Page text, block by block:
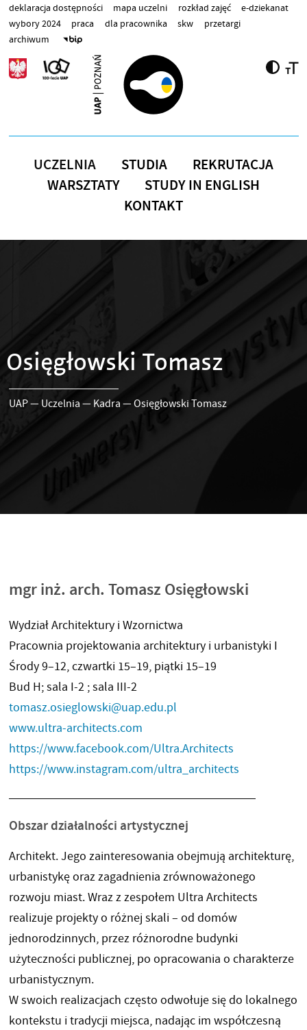
Przejdź do treści
deklaracja dostępności mapa uczelni rozkład zajęć
e-dziekanat
wybory 2024
praca dla pracownika skw
przetargi
archiwum
UCZELNIA STUDIA
REKRUTACJA
WARSZTATY
STUDY IN ENGLISH
KONTAKT
Osięgłowski Tomasz
UAP— Uczelnia — Kadra —Osięgłowski Tomasz
mgr inż. arch. Tomasz Osięgłowski
Wydział Architektury i Wzornictwa
Pracownia projektowania architektury i urbanistyki I
Środy 9–12, czwartki 15–19, piątki 15–19
Bud H; sala I-2 ; sala III-2
tomasz.osieglowski@uap.edu.pl
www.ultra-architects.com
https://www.facebook.com/Ultra.Architects
https://www.instagram.com/ultra_architects
Obszar działalności artystycznej
Architekt. Jego zainteresowania obejmują architekturę,
urbanistykę oraz zagadnienia zrównoważonego
rozwoju miast. Wraz z zespołem Ultra Architects
realizuje projekty o różnej skali – od domów
jednorodzinnych, przez różnorodne budynki
użyteczności publicznej, po opracowania o charakterze
urbanistycznym.
W swoich realizacjach często odwołuje się do lokalnego
kontekstu i tradycji miejsca, nadając im współczesną